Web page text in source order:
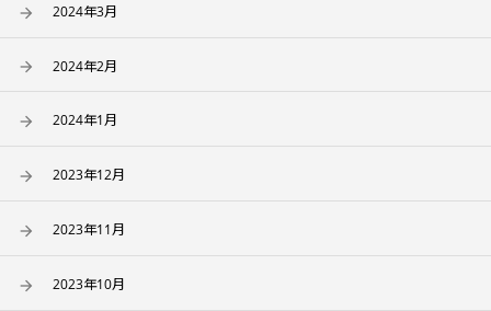
2024年3月
2024年2月
2024年1月
2023年12月
2023年11月
2023年10月